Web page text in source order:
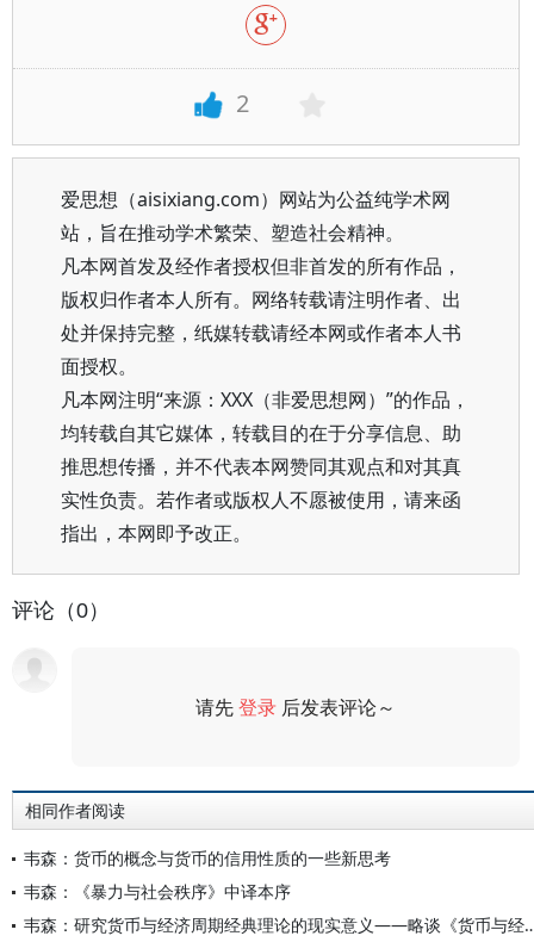
2
爱思想（aisixiang.com）网站为公益纯学术网
站，旨在推动学术繁荣、塑造社会精神。
凡本网首发及经作者授权但非首发的所有作品，
版权归作者本人所有。网络转载请注明作者、出
处并保持完整，纸媒转载请经本网或作者本人书
面授权。
凡本网注明“来源：XXX（非爱思想网）”的作品，
均转载自其它媒体，转载目的在于分享信息、助
推思想传播，并不代表本网赞同其观点和对其真
实性负责。若作者或版权人不愿被使用，请来函
指出，本网即予改正。
评论（0）
请先登录 后发表评论～
相同作者阅读
韦森：货币的概念与货币的信用性质的一些新思考
韦森：《暴力与社会秩序》中译本序
韦森：研究货币与经济周期经